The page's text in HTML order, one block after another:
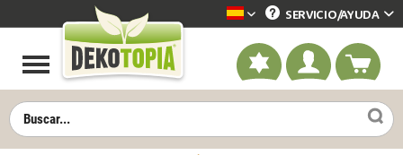
Dekotopia spanisch
SERVICIO/AYUDA